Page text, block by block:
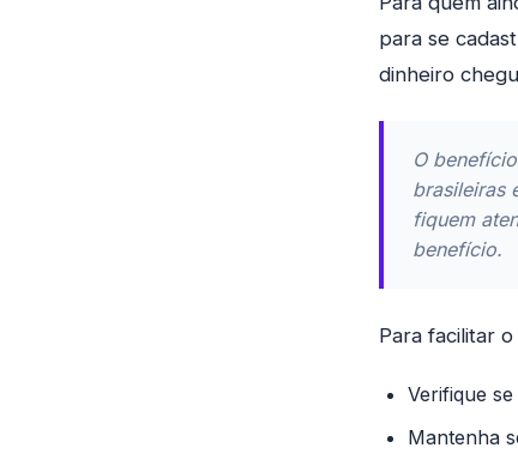
para se
dinheiro
O
brasileiras
fiquem
benefício.
Para facilitar
Verifique
Mantenha